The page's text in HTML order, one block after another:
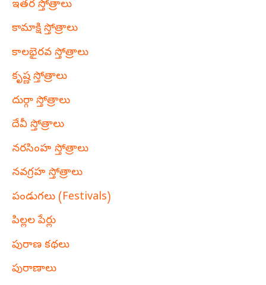
ఇతర స్తోత్రాలు
కామాక్షి స్తోత్రాలు
కాలభైరవ స్తోత్రాలు
కృష్ణ స్తోత్రాలు
దుర్గా స్తోత్రాలు
దేవీ స్తోత్రాలు
నరసింహ స్తోత్రాలు
నవగ్రహ స్తోత్రాలు
పండుగలు (Festivals)
పిల్లల పేర్లు
పురాణ కథలు
పురాణాలు